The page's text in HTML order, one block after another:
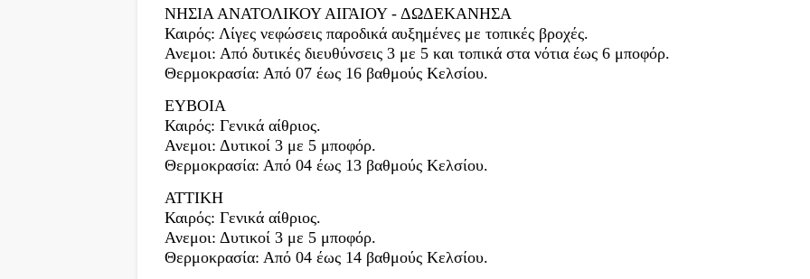
ΝΗΣΙΑ ΑΝΑΤΟΛΙΚΟΥ ΑΙΓΑΙΟΥ - ΔΩΔΕΚΑΝΗΣΑ
Καιρός: Λίγες νεφώσεις παροδικά αυξημένες με τοπικές βροχές.
Ανεμοι: Από δυτικές διευθύνσεις 3 με 5 και τοπικά στα νότια έως 6 μποφόρ.
Θερμοκρασία: Από 07 έως 16 βαθμούς Κελσίου.
ΕΥΒΟΙΑ
Καιρός: Γενικά αίθριος.
Ανεμοι: Δυτικοί 3 με 5 μποφόρ.
Θερμοκρασία: Από 04 έως 13 βαθμούς Κελσίου.
ΑΤΤΙΚΗ
Καιρός: Γενικά αίθριος.
Ανεμοι: Δυτικοί 3 με 5 μποφόρ.
Θερμοκρασία: Από 04 έως 14 βαθμούς Κελσίου.